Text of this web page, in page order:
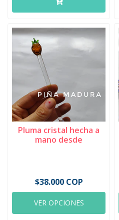
Pluma cristal hecha a
mano desde
$38.000 COP
VER OPCIONES